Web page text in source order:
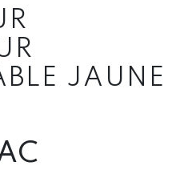
JAUNE